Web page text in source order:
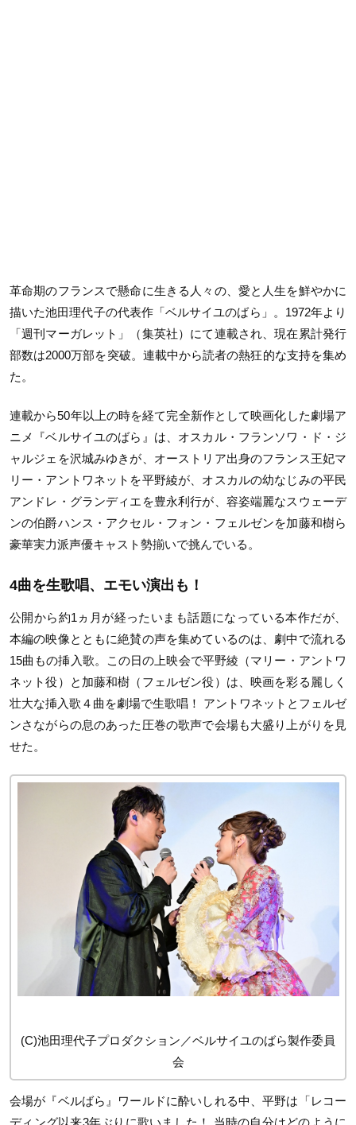
革命期のフランスで懸命に生きる人々の、愛と人生を鮮やかに
描いた池田理代子の代表作「ベルサイユのばら」。1972年より
「週刊マーガレット」（集英社）にて連載され、現在累計発行
部数は2000万部を突破。連載中から読者の熱狂的な支持を集め
た。
連載から50年以上の時を経て完全新作として映画化した劇場ア
ニメ『ベルサイユのばら』は、オスカル・フランソワ・ド・ジ
ャルジェを沢城みゆきが、オーストリア出身のフランス王妃マ
リー・アントワネットを平野綾が、オスカルの幼なじみの平民
アンドレ・グランディエを豊永利行が、容姿端麗なスウェーデ
ンの伯爵ハンス・アクセル・フォン・フェルゼンを加藤和樹ら
豪華実力派声優キャスト勢揃いで挑んでいる。
4曲を生歌唱、エモい演出も！
公開から約1ヵ月が経ったいまも話題になっている本作だが、
本編の映像とともに絶賛の声を集めているのは、劇中で流れる
15曲もの挿入歌。この日の上映会で平野綾（マリー・アントワ
ネット役）と加藤和樹（フェルゼン役）は、映画を彩る麗しく
壮大な挿入歌４曲を劇場で生歌唱！ アントワネットとフェルゼ
ンさながらの息のあった圧巻の歌声で会場も大盛り上がりを見
せた。
(C)池田理代子プロダクション／ベルサイユのばら製作委員
会
会場が『ベルばら』ワールドに酔いしれる中、平野は「レコー
ディング以来3年ぶりに歌いました！ 当時の自分はどのように